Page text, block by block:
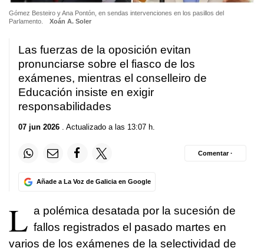
Gómez Besteiro y Ana Pontón, en sendas intervenciones en los pasillos del
Parlamento.
Xoán A. Soler
Las fuerzas de la oposición evitan
pronunciarse sobre el fiasco de los
exámenes, mientras el conselleiro de
Educación insiste en exigir
responsabilidades
07 jun 2026 . Actualizado a las 13:07 h.
Añade a La Voz de Galicia en Google
Comentar ·
L a polémica desatada por la sucesión de
fallos registrados el pasado martes en
varios de los exámenes de la selectividad de